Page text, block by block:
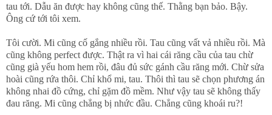
tau tới. Dẫu ăn được hay không cũng thế. Thằng bạn bảo. Bậy.
Ông cứ tới tôi xem.
Tôi cười. Mi cũng cố gắng nhiều rồi. Tau cũng vất vả nhiều rồi. Mà
cũng không perfect được. Thật ra vì hai cái răng cầu của tau chừ
cũng già yếu hom hem rồi, đâu đủ sức gánh cầu răng mới. Chừ sửa
hoài cũng rứa thôi. Chỉ khổ mi, tau. Thôi thì tau sẽ chọn phương án
không nhai đồ cứng, chỉ gặm đồ mềm. Như vậy tau sẽ không thấy
đau răng. Mi cũng chẳng bị nhức đầu. Chẳng cũng khoái ru?!